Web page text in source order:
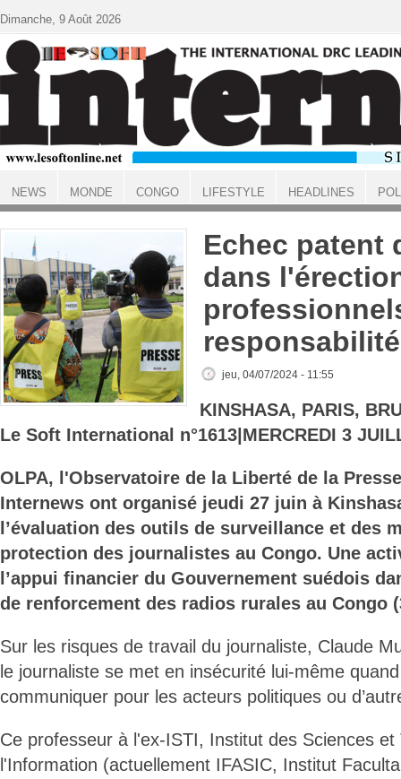
ACCUEIL
Echec patent
dans
responsabilité
jeu, 04/07/2024 - 11:55
KINSHASA, PARIS,
Le Soft International n°1613|MERCREDI 3
OLPA, l'Observatoire de la Liberté de la
Internews ont organisé jeudi 27 juin à
l’évaluation des outils de surveillance et des
protection des journalistes au Congo. Une
l’appui financier du Gouvernement suédois
de renforcement des radios rurales au Congo
Sur les risques de travail du journaliste, Claude
le journaliste se met en insécurité lui-même
communiquer pour les acteurs politiques ou
Ce professeur à l'ex-ISTI, Institut des Sciences et
l'Information (actuellement IFASIC, Institut
Dimanche, 9 Août 2026
NEWS MONDE CONGO LIFESTYLE HEADLINES